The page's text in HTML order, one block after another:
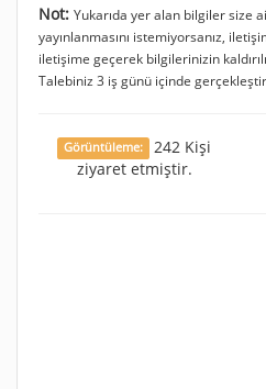
Not: Yukarıda yer alan bilgiler size
yayınlanmasını istemiyorsanız,
iletişime geçerek bilgilerinizin
Talebiniz 3 iş günü içinde
Görüntüleme:
242 Kişi
ziyaret etmiştir.